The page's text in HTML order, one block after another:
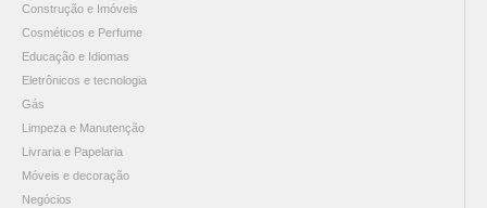
Construção e Imóveis
Cosméticos e Perfume
Educação e Idiomas
Eletrônicos e tecnologia
Gás
Limpeza e Manutenção
Livraria e Papelaria
Móveis e decoração
Negócios